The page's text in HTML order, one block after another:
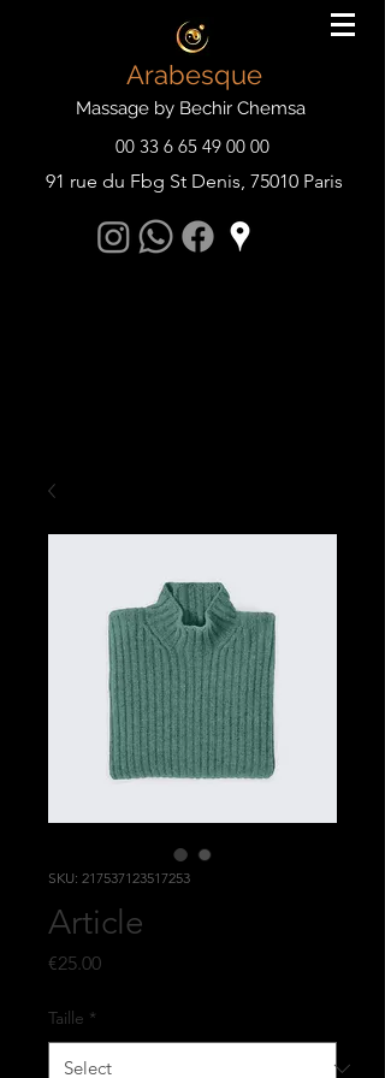
Arabesque
Massage by Bechir Chemsa
00 33 6 65 49 00 00
91 rue du Fbg St Denis, 75010 Paris
SKU: 217537123517253
Article
€25.00Price
Taille *